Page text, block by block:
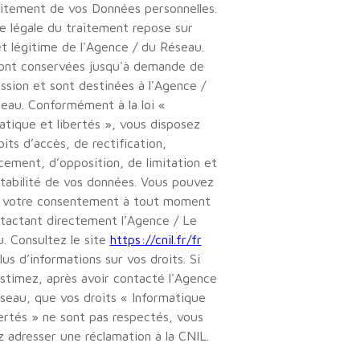
de vos Données personnelles.
légale du traitement repose sur
légitime de l'Agence / du Réseau.
conservées jusqu'à demande de
et sont destinées à l'Agence /
Conformément à la loi «
et libertés », vous disposez
d’accès, de rectification,
d’opposition, de limitation et
de vos données. Vous pouvez
consentement à tout moment
directement l’Agence / Le
Consultez le site https://cnil.fr/fr
d’informations sur vos droits. Si
après avoir contacté l'Agence
que vos droits « Informatique
» ne sont pas respectés, vous
adresser une réclamation à la CNIL.